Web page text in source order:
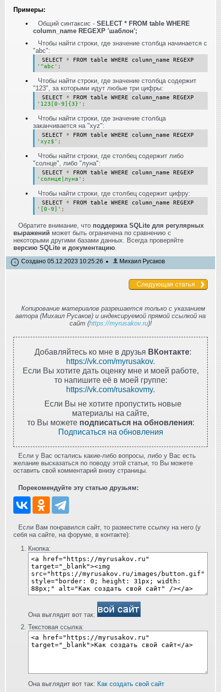
Примеры:
Общий синтаксис - SELECT * FROM table WHERE
column_name REGEXP 'шаблон';
Чтобы найти строки, где значение столбца начинается с
"abc":
SELECT * FROM table WHERE column_name REGEXP
'^abc' ;
Чтобы найти строки, где значение столбца содержит
"123", за которыми идут любые три цифры:
SELECT * FROM table WHERE column_name REGEXP
'123[0-9]{3}' ;
Чтобы найти строки, где значение столбца
заканчивается на "xyz":
SELECT * FROM table WHERE column_name REGEXP
'xyz$' ;
Чтобы найти строки, где столбец содержит либо
"солнце", либо "луна":
SELECT * FROM table WHERE column_name REGEXP
'солнце|луна' ;
Чтобы найти строки, где столбец содержит цифру:
SELECT * FROM table WHERE column_name REGEXP
'[0-9]' ;
Обратите внимание, что поддержка SQLite для регулярных
выражений может быть ограничена по сравнению с
некоторыми другими базами данных. Всегда проверяйте
версию SQLite и документацию
Создано 05.12.2023 10:25:26 Михаил Русаков
Следующая статья
Копирование материалов разрешается только с указанием
автора (Михаил Русаков) и индексируемой прямой ссылкой на
сайт (https://myrusakov.ru)!
Добавляйтесь ко мне в друзья ВКонтакте:
https://vk.com/myrusakov.
Если Вы хотите дать оценку мне и моей работе,
то напишите её в моей группе:
https://vk.com/rusakovmy.
Если Вы не хотите пропустить новые
материалы на сайте,
то Вы можете подписаться на обновления:
Подписаться на обновления
Если у Вас остались какие-либо вопросы, либо у Вас есть
желание высказаться по поводу этой статьи, то Вы можете
оставить свой комментарий внизу страницы.
Порекомендуйте эту статью друзьям:
Если Вам понравился сайт, то разместите ссылку на него (у
себя на сайте, на форуме, в контакте):
Кнопка:
Она выглядит вот так:
Текстовая ссылка:
Она выглядит вот так: Как создать свой сайт